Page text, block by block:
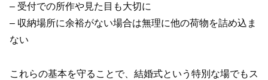
– 受付での所作や見た目も大切に
– 収納場所に余裕がない場合は無理に他の荷物を詰め込ま
ない
これらの基本を守ることで、結婚式という特別な場でもス